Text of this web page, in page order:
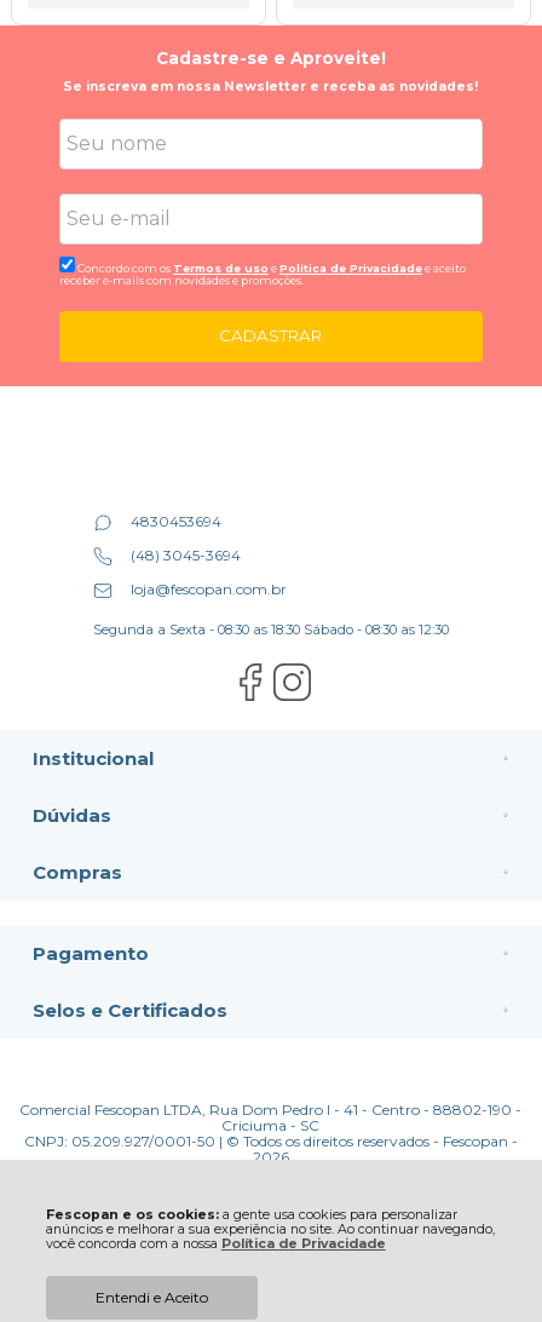
Fescopan e os cookies:a gente usa cookies para personalizar
anúncios e melhorar a sua experiência no site. Ao continuar navegando,
você concorda com a nossa Política de Privacidade
Entendi e Aceito
Cadastre-se e Aproveite!
Se inscreva em nossa Newsletter e receba as novidades!
Concordo com os Termos de uso ePolitica de Privacidadee aceito
receber e-mails com novidades e promoções.
CADASTRAR
Institucional
Dúvidas
Compras
4830453694
(48) 3045-3694
loja@fescopan.com.br
Segunda a Sexta - 08:30 as 18:30 Sábado - 08:30 as 12:30
Pagamento
Selos e Certificados
Comercial Fescopan LTDA, Rua Dom Pedro I - 41 - Centro - 88802-190 -
Criciuma - SC
CNPJ: 05.209.927/0001-50 | © Todos os direitos reservados - Fescopan -
2026